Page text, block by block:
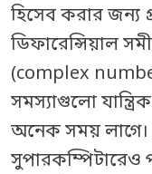
হিসেব করার
ডিফারেন্সিয়াল
(complex
সমস্যাগুলো
অনেক সময় লাগে।
সুপারকম্পিটারেও